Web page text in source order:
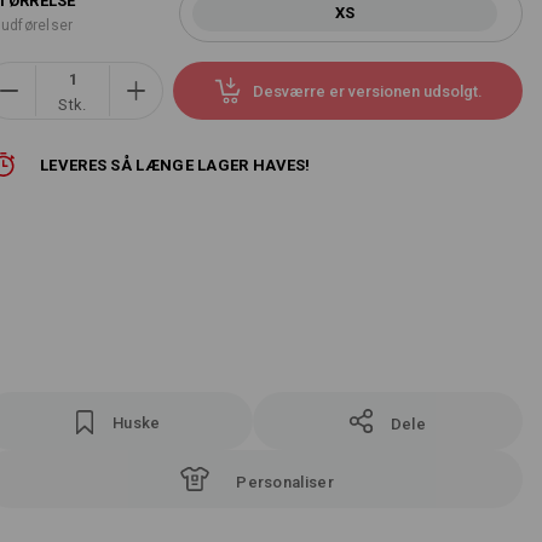
XS
Stk.
Desværre er versionen udsolgt.
LEVERES SÅ LÆNGE LAGER HAVES!
Huske Dele
Personaliser